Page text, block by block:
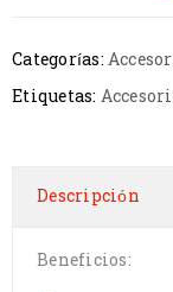
Categorías:
Etiquetas:
Descripción
Beneficios: